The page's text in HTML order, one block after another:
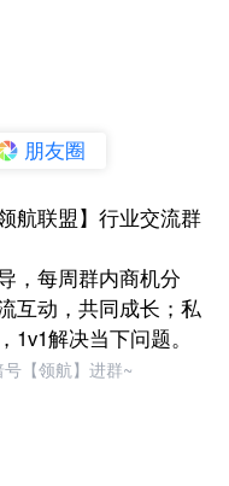
朋友圈
航联盟】行业交流群
，每周群内商机分
互动，共同成长；私
1v1解决当下问题。
【领航】进群~